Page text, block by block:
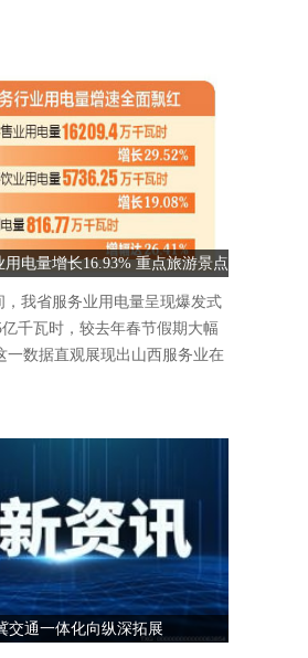
电量增长16.93% 重点旅游景点
人气爆棚
，我省服务业用电量呈现爆发式
千瓦时，较去年春节假期大幅
一数据直观展现出山西服务业在
交通一体化向纵深拓展